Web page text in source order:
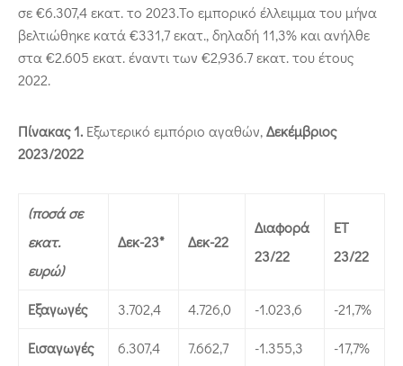
σε €6.307,4 εκατ. το 2023.Το εμπορικό έλλειμμα του μήνα
βελτιώθηκε κατά €331,7 εκατ., δηλαδή 11,3% και ανήλθε
στα €2.605 εκατ. έναντι των €2,936.7 εκατ. του έτους
2022.
Πίνακας 1. Εξωτερικό εμπόριο αγαθών,Δεκέμβριος
2023/2022
(ποσά σε
εκατ.
ευρώ)
Δεκ-23* Δεκ-22
Διαφορά
23/22
ΕΤ
23/22
Εξαγωγές 3.702,4 4.726,0 -1.023,6 -21,7%
Εισαγωγές 6.307,4 7.662,7 -1.355,3 -17,7%